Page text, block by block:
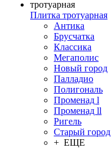
Плитка тротуарная
Антика
Брусчатка
Классика
Мегаполис
Новый город
Палладио
Полигональ
Променад l
Променад ll
Ригель
Старый город
+ ЕЩЕ